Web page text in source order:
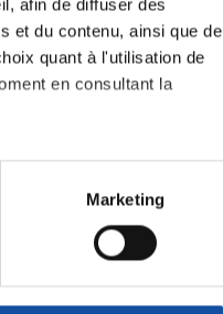
afin de diffuser des
et du contenu, ainsi que de
quant à l'utilisation de
en consultant la
mètres près
sur les cookies.
Marketing